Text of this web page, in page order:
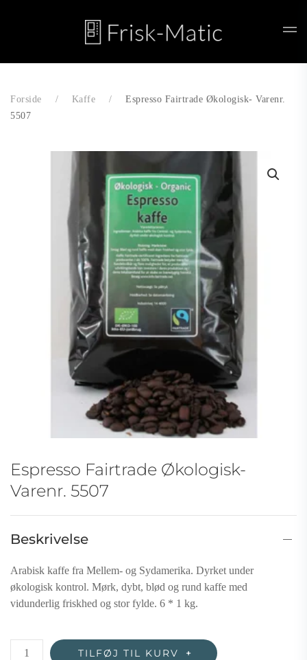
Skip to main content
Forside Kaffe
Espresso Fairtrade Økologisk- Varenr.
5507
Espresso Fairtrade Økologisk-
Varenr. 5507
Beskrivelse
Arabisk kaffe fra Mellem- og Sydamerika. Dyrket under
økologisk kontrol. Mørk, dybt, blød og rund kaffe med
vidunderlig friskhed og stor fylde. 6 * 1 kg.
Espresso
TILFØJ TIL KURV